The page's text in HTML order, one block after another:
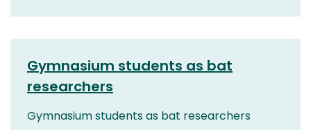
Gymnasium students as bat
researchers
Gymnasium students as bat researchers